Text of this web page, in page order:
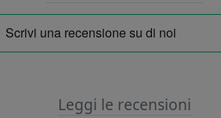
Leggi le recensioni